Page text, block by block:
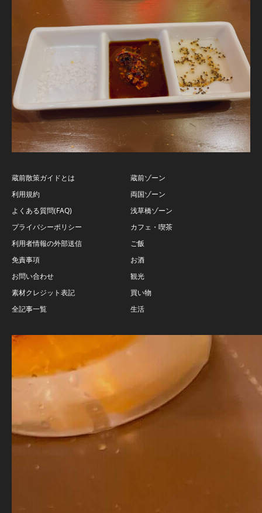
蔵前散策ガイドとは
利用規約
よくある質問(FAQ)
プライバシーポリシー
利用者情報の外部送信
免責事項
お問い合わせ
素材クレジット表記
全記事一覧
蔵前ゾーン
両国ゾーン
浅草橋ゾーン
カフェ・喫茶
ご飯
お酒
観光
買い物
生活